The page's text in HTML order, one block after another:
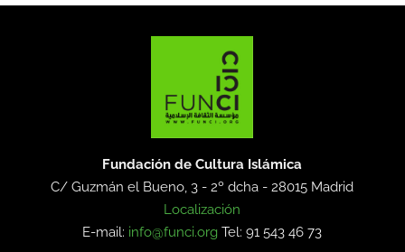
Fundación de Cultura Islámica
C/ Guzmán el Bueno, 3 - 2º dcha -28015 Madrid
Localización
E-mail: info@funci.org Tel: 91 543 46 73